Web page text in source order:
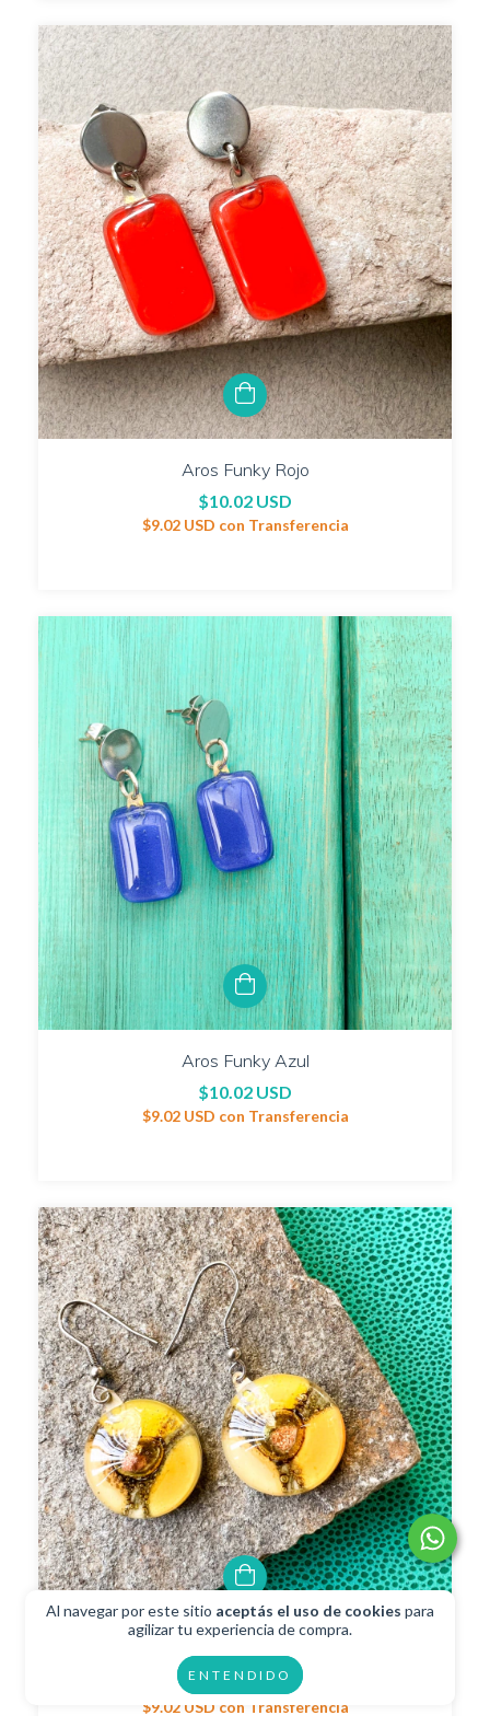
Al navegar por este sitio aceptás el uso de cookies para
agilizar tu experiencia de compra.
ENTENDIDO
Aros Funky Rojo
$10.02 USD
$9.02 USD con Transferencia
Aros Funky Azul
$10.02 USD
$9.02 USD con Transferencia
Aros Básicos Amarillo 53
$10.02 USD
$9.02 USD con Transferencia